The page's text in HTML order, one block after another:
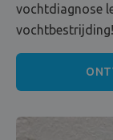
vochtdiagnose
vochtbestrijding!